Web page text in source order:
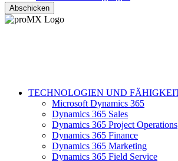
Abschicken
TECHNOLOGIEN UND
Microsoft Dynamics 365
Dynamics 365 Sales
Dynamics 365 Project Operations
Dynamics 365 Finance
Dynamics 365 Marketing
Dynamics 365 Field Service